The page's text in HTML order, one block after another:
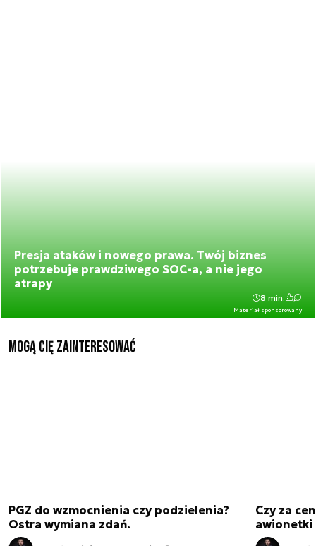
Presja ataków i nowego prawa. Twój biznes
potrzebuje prawdziwego SOC-a, a nie jego
atrapy
Materiał sponsorowany
8 min.
Mogą Cię zainteresować
PGZ do wzmocnienia czy podzielenia?
Ostra wymiana zdań.
Czy za
awionetki